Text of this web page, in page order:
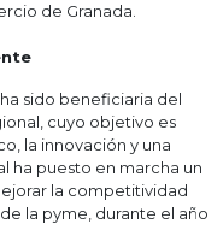
de Granada.
ha sido beneficiaria del
cuyo objetivo es
la innovación y una
ha puesto en marcha un
la competitividad
la pyme, durante el año